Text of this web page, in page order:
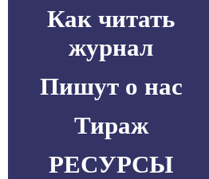
Как читать
журнал
Пишут о нас
Тираж
РЕСУРСЫ